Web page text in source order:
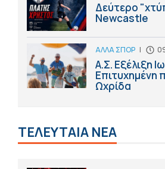
Δεύτερο
Newcastle
ΑΛΛΑ ΣΠΟΡ |
Α.Σ. Εξέλιξη
Επιτυχημένη
Ωχρίδα
ΤΕΛΕΥΤΑΙΑ ΝΕΑ